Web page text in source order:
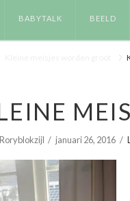
BABYTALK BEELD
januari 26, 2016